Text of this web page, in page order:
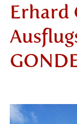
Erhard